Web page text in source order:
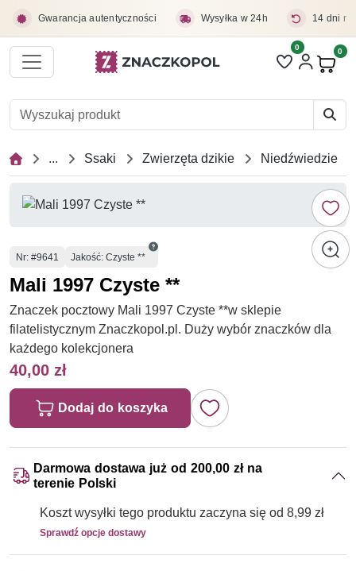
Gwarancja autentyczności Wysyłka w 24h 14 dni
Liczba pozycji
0 0
... Ssaki Zwierzęta dzikie Niedźwiedzie
Numer
Nr: #9641 Jakość: Czyste **
Mali 1997 Czyste **
Znaczek pocztowy Mali 1997 Czyste **w sklepie
filatelistycznym Znaczkopol.pl. Duży wybór znaczków dla
każdego kolekcjonera
40,00 zł
Dodaj do koszyka
Darmowa dostawa już od 200,00 zł na
terenie Polski
Koszt wysyłki tego produktu zaczyna się od 8,99 zł
Sprawdź opcje dostawy